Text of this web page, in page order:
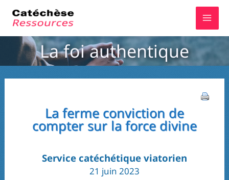
La foi authentique
La ferme conviction de
compter sur la force divine
Service catéchétique viatorien
21 juin 2023